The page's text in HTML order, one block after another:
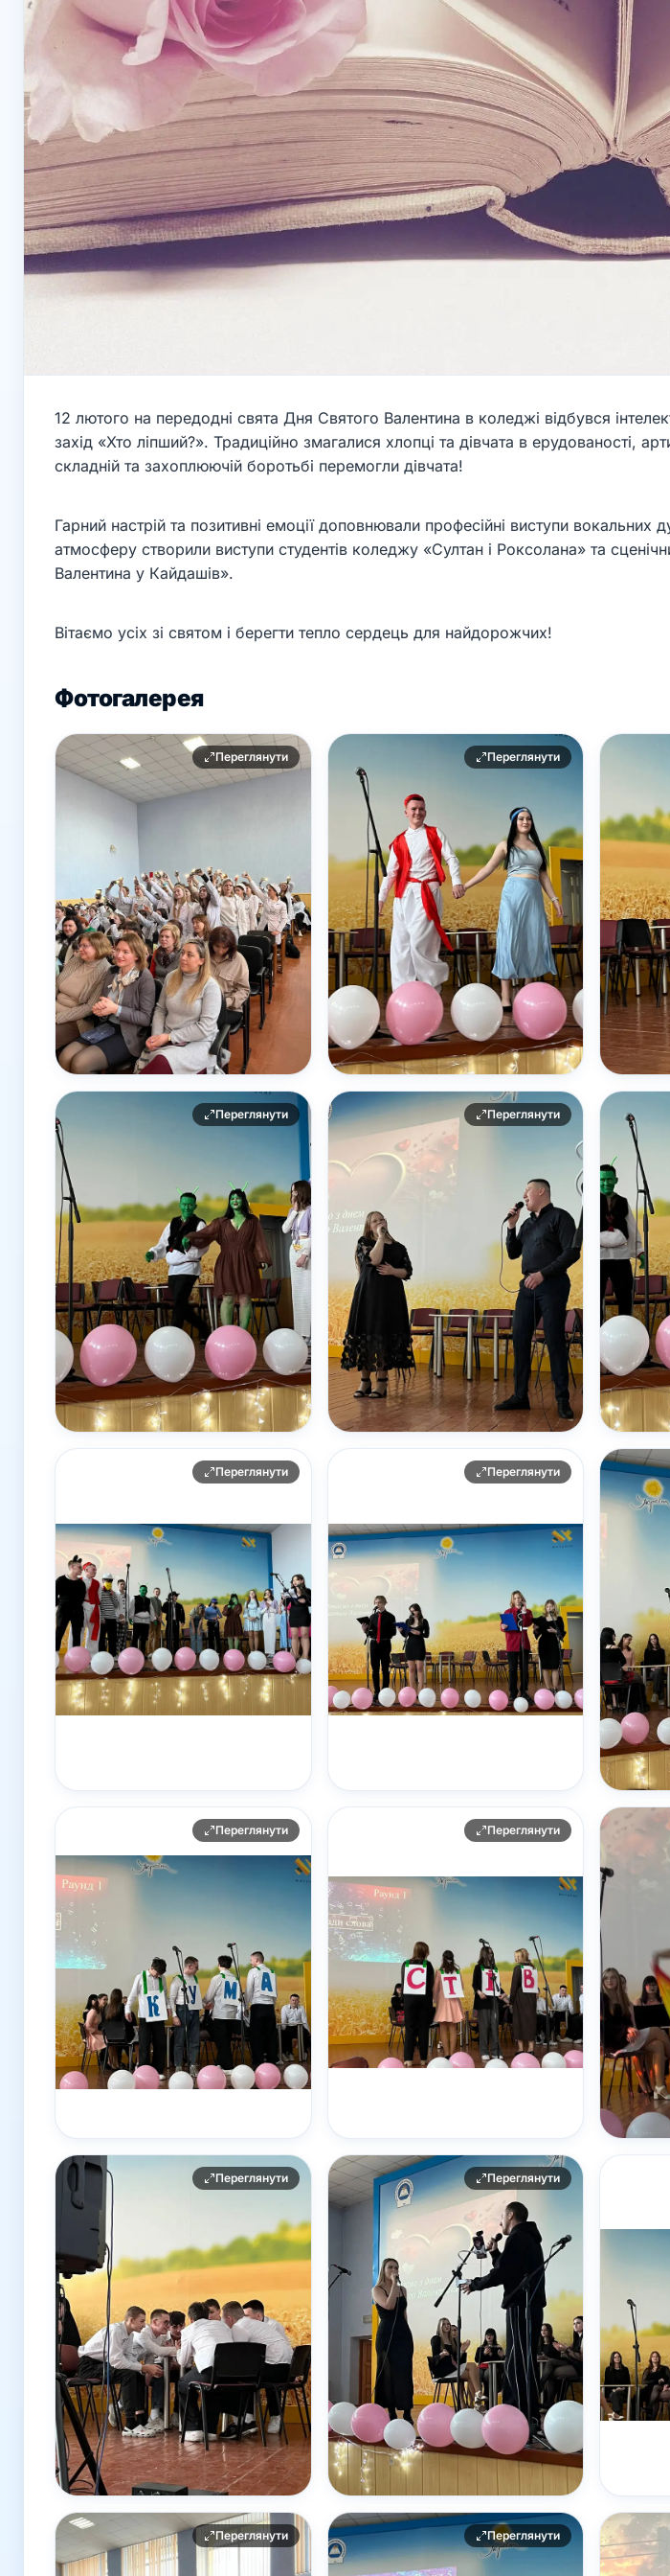
12 лютого на передодні свята Дня Святого Валентина в коледжі відбувся
захід «Хто ліпший?». Традиційно змагалися хлопці та дівчата в ерудованості,
складній та захоплюючій боротьбі перемогли дівчата!
Гарний настрій та позитивні емоції доповнювали професійні виступи вокальних
атмосферу створили виступи студентів коледжу «Султан і Роксолана» та
Валентина у Кайдашів».
Вітаємо усіх зі святом і берегти тепло сердець для найдорожчих!
Фотогалерея
Переглянути Переглянути
Переглянути Переглянути
Переглянути Переглянути
Переглянути Переглянути
Переглянути Переглянути
Переглянути Переглянути